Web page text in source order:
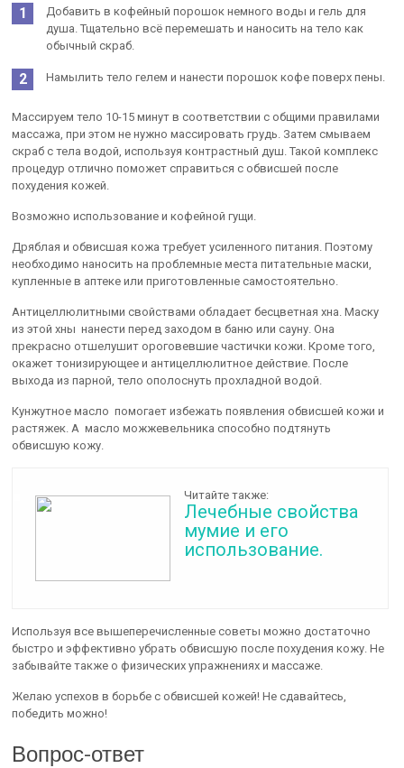
Добавить в кофейный порошок немного воды и гель для
душа. Тщательно всё перемешать и наносить на тело как
обычный скраб.
Намылить тело гелем и нанести порошок кофе поверх пены.
Массируем тело 10-15 минут в соответствии с общими правилами
массажа, при этом не нужно массировать грудь. Затем смываем
скраб с тела водой, используя контрастный душ. Такой комплекс
процедур отлично поможет справиться с обвисшей после
похудения кожей.
Возможно использование и кофейной гущи.
Дряблая и обвисшая кожа требует усиленного питания. Поэтому
необходимо наносить на проблемные места питательные маски,
купленные в аптеке или приготовленные самостоятельно.
Антицеллюлитными свойствами обладает бесцветная хна. Маску
из этой хны нанести перед заходом в баню или сауну. Она
прекрасно отшелушит ороговевшие частички кожи. Кроме того,
окажет тонизирующее и антицеллюлитное действие. После
выхода из парной, тело ополоснуть прохладной водой.
Кунжутное масло помогает избежать появления обвисшей кожи и
растяжек. А масло можжевельника способно подтянуть
обвисшую кожу.
Читайте также:
Лечебные свойства
мумие и его
использование.
Используя все вышеперечисленные советы можно достаточно
быстро и эффективно убрать обвисшую после похудения кожу. Не
забывайте также о физических упражнениях и массаже.
Желаю успехов в борьбе с обвисшей кожей! Не сдавайтесь,
победить можно!
Вопрос-ответ